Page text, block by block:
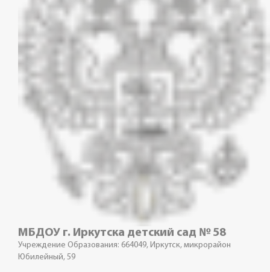
МБДОУ г. Иркутска детский сад № 58
Учреждение Образования: 664049, Иркутск, микрорайон
Юбилейный, 59